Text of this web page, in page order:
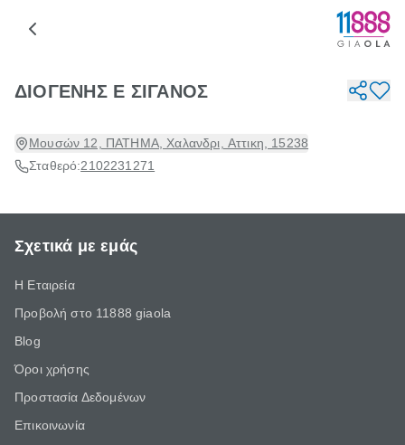
ΔΙΟΓΕΝΗΣ Ε ΣΙΓΑΝΟΣ
Μουσών 12, ΠΑΤΗΜΑ, Χαλανδρι, Αττικη, 15238
Σταθερό:2102231271
Σχετικά με εμάς
Η Εταιρεία
Προβολή στο 11888 giaola
Blog
Όροι χρήσης
Προστασία Δεδομένων
Επικοινωνία